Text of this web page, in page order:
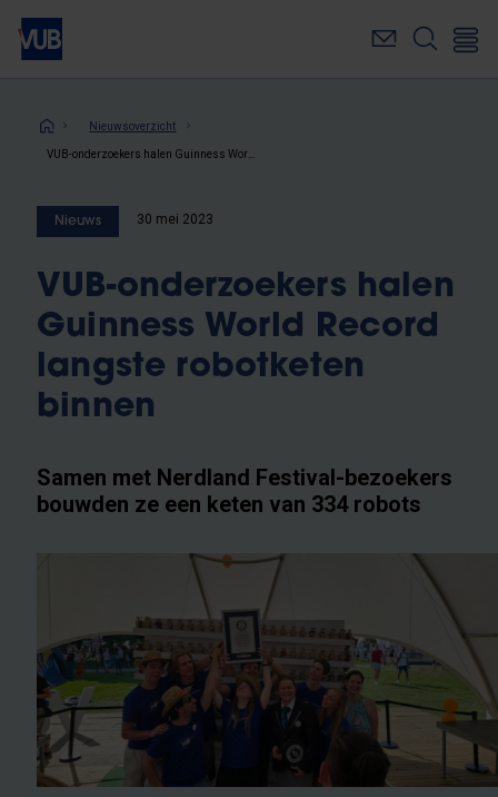
Overslaan
naar
inhoudKruimelpad
Nieuwsoverzicht
Nieuws 30 mei 2023
VUB-onderzoekers halen
Guinness World Record
langste robotketen
binnen
Samen met Nerdland Festival-bezoekers
bouwden ze een keten van 334 robots